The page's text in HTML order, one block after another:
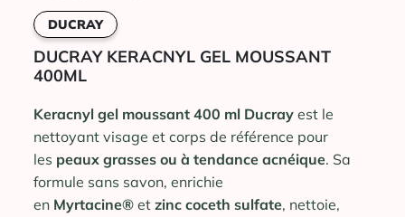
DUCRAY
DUCRAY KERACNYL GEL MOUSSANT
400ML
Keracnyl gel moussant 400 ml Ducray est le
nettoyant visage et corps de référence pour
les peaux grasses ou à tendance acnéique. Sa
formule sans savon, enrichie
en Myrtacine® et zinc coceth sulfate, nettoie,